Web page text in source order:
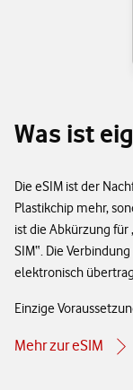
Was ist
Die eSIM ist der
Plastikchip mehr,
ist die Abkürzung für
SIM“. Die
elektronisch
Einzige
Mehr zur eSIM